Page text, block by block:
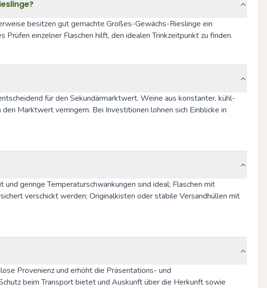
besitzen gut gemachte Großes-Gewächs-Rieslinge ein
Prüfen einzelner Flaschen hilft, den idealen Trinkzeitpunkt zu finden.
für den Sekundärmarktwert. Weine aus konstanter, kühl-
Marktwert verringern. Bei Investitionen lohnen sich Einblicke in
geringe Temperaturschwankungen sind ideal; Flaschen mit
verschickt werden; Originalkisten oder stabile Versandhüllen mit
Provenienz und erhöht die Präsentations- und
beim Transport bietet und Auskunft über die Herkunft sowie